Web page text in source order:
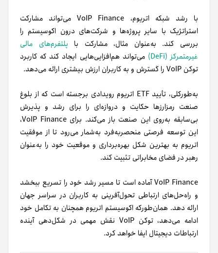
با رشد شبکه اتریوم، VoIP Finance می‌تواند مشارکت
استراتژیک با سایر پروژه‌ها و شرکت‌های درون اکوسیستم را
بررسی کند. به‌عنوان‌ مثال، مشارکت با پلتفرم‌های مالی
غیرمتمرکز (DeFi)
می‌تواند هم‌افزایی‌هایی ایجاد کند که کاربرد
توکن VoIP را گسترش و به کاربران ارزش بیشتری ارائه می‌دهد.
به‌طورکلی، تأیید ETF اتریوم رویدادی برجسته است که از بلوغ
صنعت رمزارزها حکایت و دروازه‌ای را برای رشد و پذیرش
بی‌سابقه به‌روی این صنعت باز می‌کند. برای VoIP Finance،
این توسعه فرصتی منحصربه‌فرد به‌شمار می‌رود تا از موفقیت
اتریوم به بهترین شکل بهره‌برداری و موقعیت‌ خود را به‌عنوان
رهبر در فضای مخابراتی تثبیت کند.
VoIP Finance آماده است تا مسیر رشد خود را تسریع ببخشد
و راه‌حل‌های ارتباطی تحول‌آفرینی به کاربران در سراسر جهان
ارائه دهد. همان‌طورکه اکوسیستم اتریوم همچنان به تکامل خود
ادامه می‌دهد، توکن VoIP نقش مهمی در شکل‌دهی آینده
ارتباطات دیجیتال ایفا خواهد کرد.